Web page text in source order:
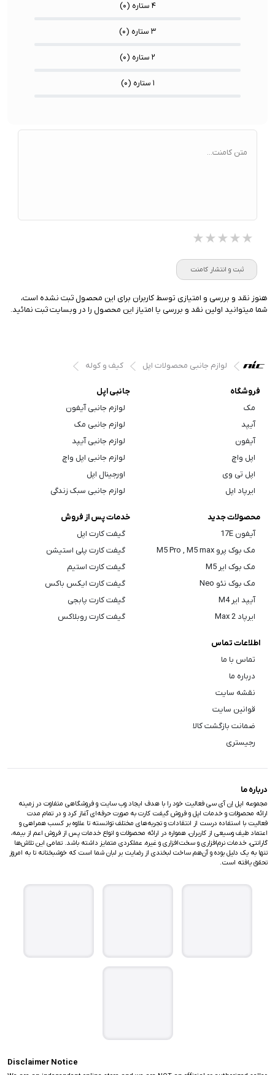
۴ ستاره ( ۰)
۳ ستاره ( ۰)
۲ ستاره ( ۰)
۱ ستاره ( ۰)
متن کامنت...
★★★★★
★★★★★
★★★★★
ثبت و انتشار کامنت
هنوز نقد و بررسی و امتیازی توسط کاربران برای این محصول ثبت نشده است،
شما میتوانید اولین نقد و بررسی یا امتیاز این محصول را در وبسایت ثبت نمائید.
لوازم جانبی محصولات اپل کیف و کوله
فروشگاه
مک
آیپد
آیفون
اپل واچ
اپل تی وی
ایرپاد اپل
جانبی اپل
لوازم جانبی آیفون
لوازم جانبی مک
لوازم جانبی آیپد
لوازم جانبی اپل واچ
اورجینال اپل
لوازم جانبی سبک زندگی
محصولات جدید
آیفون 17E
مک بوک پرو M5 Pro , M5 max
مک بوک ایر M5
مک بوک نئو Neo
آیپد ایر M4
ایرپاد Max 2
خدمات پس از فروش
گیفت کارت اپل
گیفت کارت پلی استیشن
گیفت کارت استیم
گیفت کارت ایکس باکس
گیفت کارت پابجی
گیفت کارت روبلاکس
اطلاعات تماس
تماس با ما
درباره ما
نقشه سایت
قوانین سایت
ضمانت بازگشت کالا
رجیستری
درباره ما
مجموعه اپل اِن آی سی فعالیت خود را با هدف ایجاد وب سایت و فروشگاهی متفاوت در زمینه
ارائه محصولات و خدمات اپل و فروش گیفت کارت به صورت حرفه‌ای آغاز کرد و در تمام مدت
فعالیت با استفاده درست از انتقادات و تجربه‌های مختلف توانسته تا علاوه بر کسب همراهی و
اعتماد طیف وسیعی از کاربران، همواره در ارائه محصولات و انواع خدمات پس از فروش اعم از بیمه،
گارانتی، خدمات نرم‌افزاری و سخت‌افزاری و غیره، عملکردی متمایز داشته باشد. تمامی این تلاش‌ها
تنها به یک دلیل بوده و آن‌هم ساخت لبخندی از رضایت بر لبان شما است که خوشبختانه تا به امروز
تحقق یافته است.
Disclaimer Notice